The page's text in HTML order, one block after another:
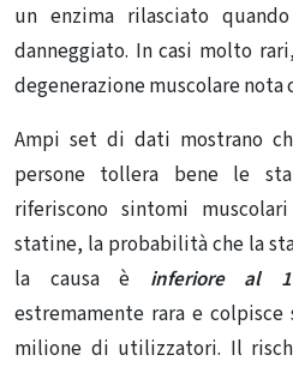
un enzima rilasciato
danneggiato. In casi molto
degenerazione muscolarenota
Ampi set di dati mostrano
persone tollera bene le
riferiscono sintomi
statine, la probabilità che la
la causa è inferiore al
estremamente rara e
milione di utilizzatori. Il